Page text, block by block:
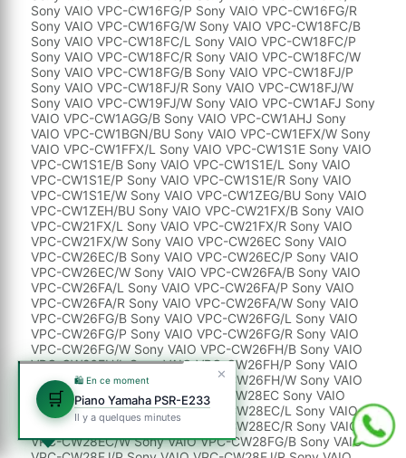
🛒
🛍️ En ce moment
Piano Yamaha PSR-E233
Il y a quelques minutes
✕